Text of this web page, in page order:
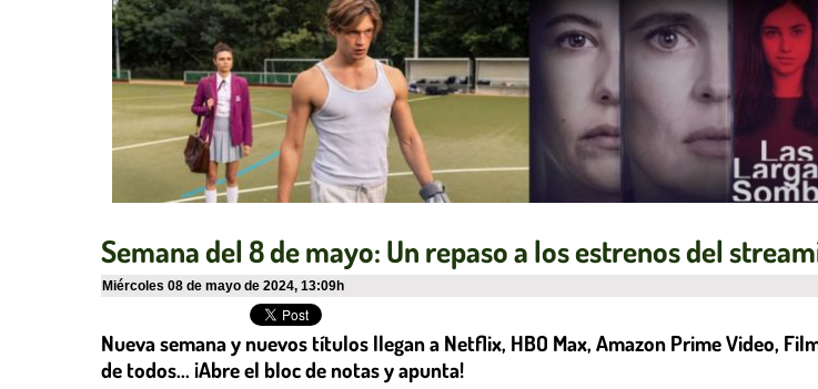
Semana del 8 de mayo: Un repaso a los estrenos del
miércoles 08 de mayo de 2024, 13:09h
Nueva semana y nuevos títulos llegan a Netflix, HBO Max, Amazon Prime Video,
de todos... ¡Abre el bloc de notas y apunta!